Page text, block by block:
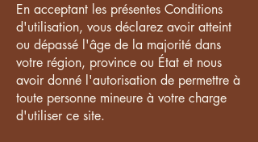
En acceptant les présentes Conditions
d'utilisation, vous déclarez avoir atteint
ou dépassé l'âge de la majorité dans
votre région, province ou État et nous
avoir donné l'autorisation de permettre à
toute personne mineure à votre charge
d'utiliser ce site.